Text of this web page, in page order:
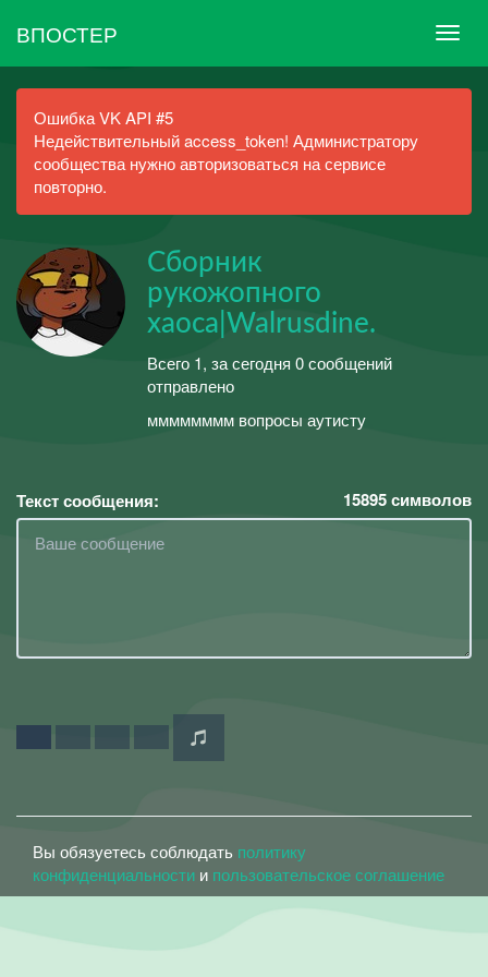
ВПОСТЕР
Ошибка VK API #5
Недействительный access_token! Администратору
сообщества нужно авторизоваться на сервисе
повторно.
Сборник
рукожопного
хаоса|Walrusdine.
Всего 1, за сегодня 0 сообщений
отправлено
мммммммм вопросы аутисту
Текст сообщения: 15895символов
Вы обязуетесь соблюдать политику
конфиденциальности и пользовательское соглашение